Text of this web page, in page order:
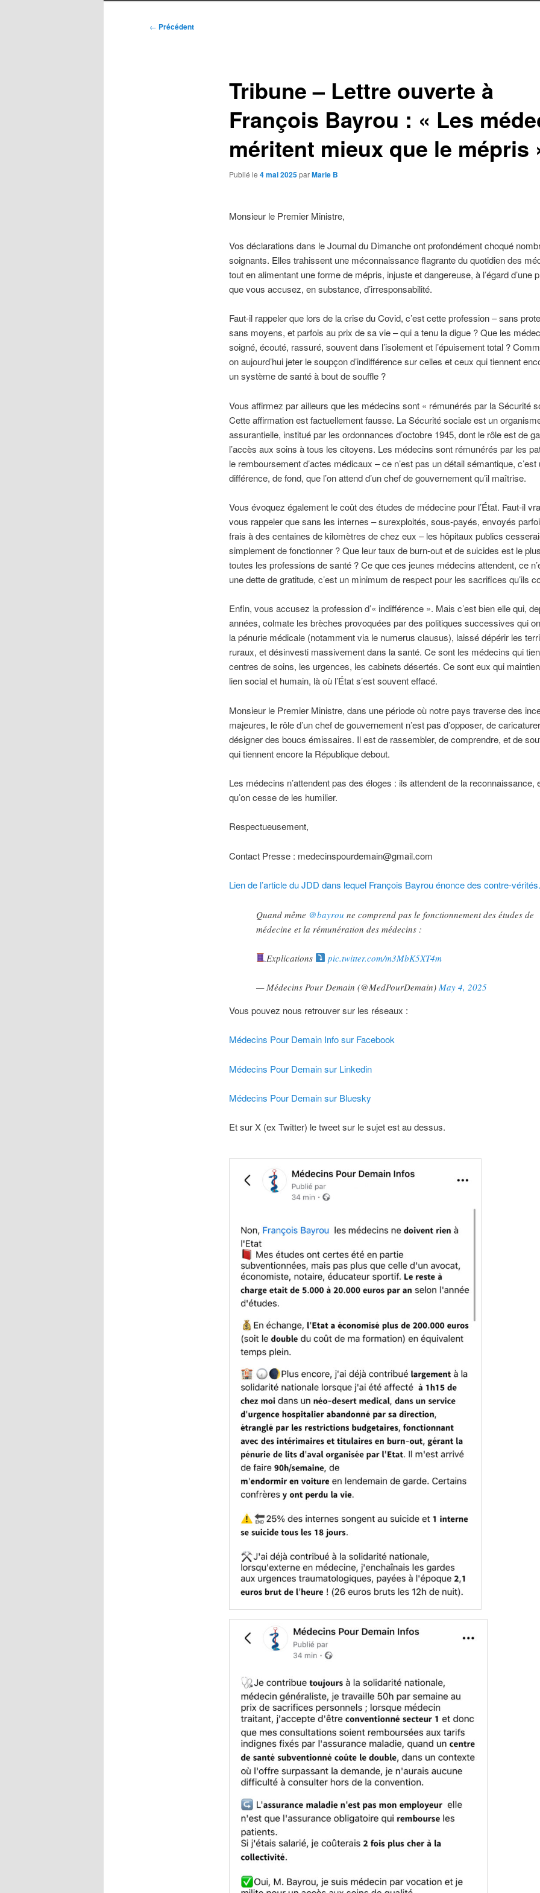
Navigation
← Précédent
Tribune – Lettre ouverte à
François Bayrou : « Les
méritent mieux que le mépris
Publié le 4 mai 2025parMarie B
Monsieur le Premier Ministre,
Vos déclarations dans le Journal du Dimanche ont profondément choqué
soignants. Elles trahissent une méconnaissance flagrante du quotidien des
tout en alimentant une forme de mépris, injuste et dangereuse, à l’égard d’une
que vous accusez, en substance, d’irresponsabilité.
Faut-il rappeler que lors de la crise du Covid, c’est cette profession – sans
sans moyens, et parfois au prix de sa vie – qui a tenu la digue ? Que les
soigné, écouté, rassuré, souvent dans l’isolement et l’épuisement total ?
on aujourd’hui jeter le soupçon d’indifférence sur celles et ceux qui tiennent
un système de santé à bout de souffle ?
Vous affirmez par ailleurs que les médecins sont « rémunérés par la Sécurité
Cette affirmation est factuellement fausse. La Sécurité sociale est un
assurantielle, institué par les ordonnances d’octobre 1945, dont le rôle est de
l’accès aux soins à tous les citoyens. Les médecins sont rémunérés par les
le remboursement d’actes médicaux – ce n’est pas un détail sémantique, c’est
différence, de fond, que l’on attend d’un chef de gouvernement qu’il maîtrise.
Vous évoquez également le coût des études de médecine pour l’État. Faut-il
vous rappeler que sans les internes – surexploités, sous-payés, envoyés
frais à des centaines de kilomètres de chez eux – les hôpitaux publics
simplement de fonctionner ? Que leur taux de burn-out et de suicides est le
toutes les professions de santé ? Ce que ces jeunes médecins attendent, ce
une dette de gratitude, c’est un minimum de respect pour les sacrifices qu’ils
Enfin, vous accusez la profession d’« indifférence ». Mais c’est bien elle qui,
années, colmate les brèches provoquées par des politiques successives qui
la pénurie médicale (notamment via le numerus clausus), laissé dépérir les
ruraux, et désinvesti massivement dans la santé. Ce sont les médecins qui
centres de soins, les urgences, les cabinets désertés. Ce sont eux qui
lien social et humain, là où l’État s’est souvent effacé.
Monsieur le Premier Ministre, dans une période où notre pays traverse des
majeures, le rôle d’un chef de gouvernement n’est pas d’opposer, de
désigner des boucs émissaires. Il est de rassembler, de comprendre, et de
qui tiennent encore la République debout.
Les médecins n’attendent pas des éloges : ils attendent de la reconnaissance,
qu’on cesse de les humilier.
Respectueusement,
Contact Presse : medecinspourdemain@gmail.com
Lien de l’article du JDD dans lequel François Bayrou énonce des contre-vérités.
Quand même @bayrou ne comprend pas le fonctionnement des études de
médecine et la rémunération des médecins :
Explications pic.twitter.com/m3MbK5XT4m
— Médecins Pour Demain (@MedPourDemain) May 4, 2025
Vous pouvez nous retrouver sur les réseaux :
Médecins Pour Demain Info sur Facebook
Médecins Pour Demain sur Linkedin
Médecins Pour Demain sur Bluesky
Et sur X (ex Twitter) le tweet sur le sujet est au dessus.